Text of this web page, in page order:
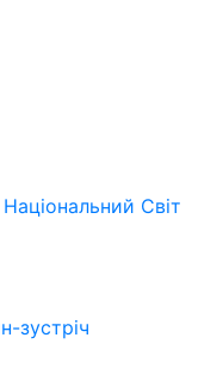
Національний Світ
зустріч